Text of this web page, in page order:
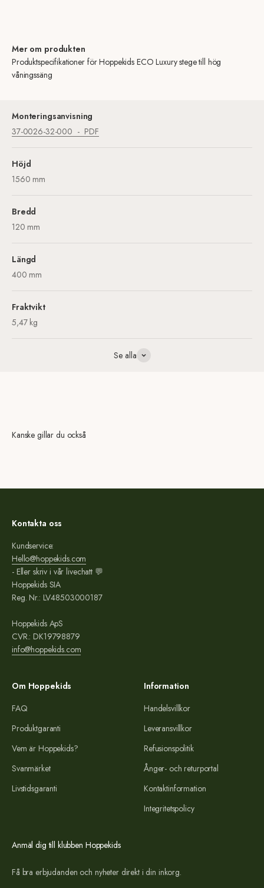
Mer om produkten
Produktspecifikationer för Hoppekids ECO Luxury stege till hög
våningssäng
Monteringsanvisning
37-0026-32-000
PDF
Höjd
1560 mm
Bredd
120 mm
Längd
400 mm
Fraktvikt
5,47 kg
Se alla
Kanske gillar du också
Kontakta oss
Kundservice:
Hello@hoppekids.com
- Eller skriv i vår livechatt 💬
Hoppekids SIA
Reg. Nr.: LV48503000187
Hoppekids ApS
CVR.: DK19798879
info@hoppekids.com
Om Hoppekids
FAQ
Produktgaranti
Vem är Hoppekids?
Svanmärket
Livstidsgaranti
Information
Handelsvillkor
Leveransvillkor
Refusionspolitik
Ånger- och returportal
Kontaktinformation
Integritetspolicy
Anmäl dig till klubben Hoppekids
Få bra erbjudanden och nyheter direkt i din inkorg.